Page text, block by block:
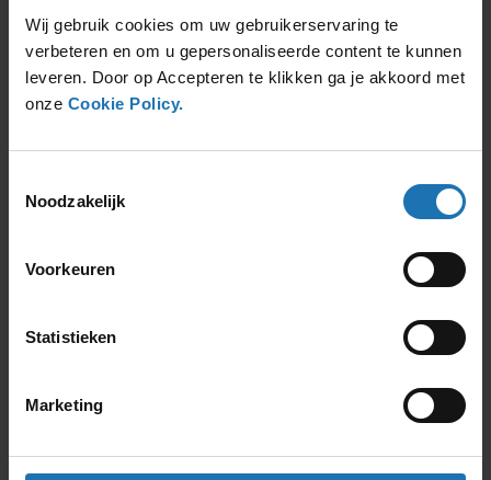
Wij gebruik cookies om uw gebruikerservaring te
verbeteren en om u gepersonaliseerde content te kunnen
leveren. Door op Accepteren te klikken ga je akkoord met
onze Cookie Policy.
Noodzakelijk
Voorkeuren
Statistieken
Marketing
€ 910,00